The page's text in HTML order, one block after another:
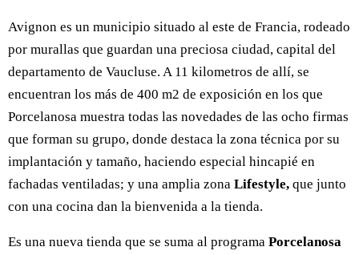
Avignon es un municipio situado al este de Francia, rodeado
por murallas que guardan una preciosa ciudad, capital del
departamento de Vaucluse. A 11 kilometros de allí, se
encuentran los más de 400 m2 de exposición en los que
Porcelanosa muestra todas las novedades de las ocho firmas
que forman su grupo, donde destaca la zona técnica por su
implantación y tamaño, haciendo especial hincapié en
fachadas ventiladas; y una amplia zona Lifestyle, que junto
con una cocina dan la bienvenida a la tienda.
Es una nueva tienda que se suma al programa Porcelanosa